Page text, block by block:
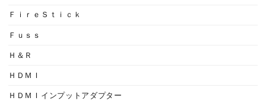
ＦｉｒｅＳｔｉｃｋ
Ｆｕｓｓ
Ｈ＆Ｒ
ＨＤＭＩ
ＨＤＭＩインプットアダプター